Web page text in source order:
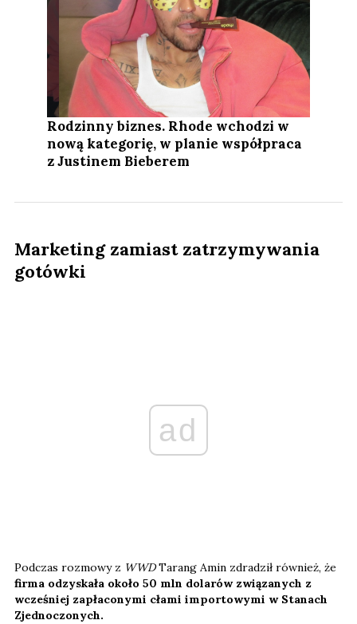
Rodzinny biznes. Rhode wchodzi w
nową kategorię, w planie współpraca
z Justinem Bieberem
Marketing zamiast zatrzymywania
gotówki
ad
Podczas rozmowy z WWDTarang Amin zdradził również, że
firma odzyskała około 50 mln dolarów związanych z
wcześniej zapłaconymi cłami importowymi w Stanach
Zjednoczonych.